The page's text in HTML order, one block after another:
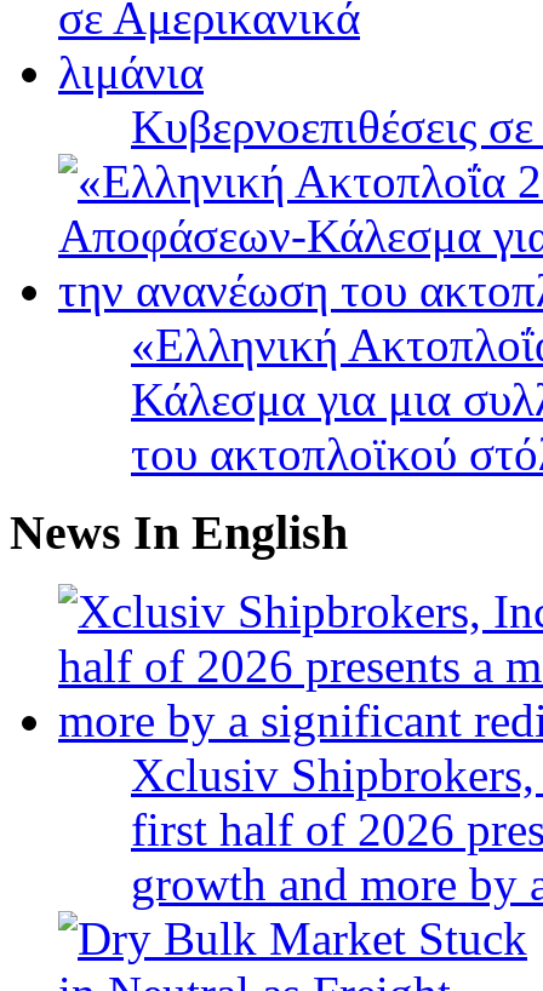
Κυβερνοεπιθέσεις
«Ελληνική
Κάλεσμα για μια
του ακτοπλοϊκού
News In English
Xclusiv
first half of 2026
growth and more